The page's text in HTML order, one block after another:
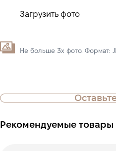
Загрузить фото
Не больше 3х фото. Формат:
Рекомендуемые товары